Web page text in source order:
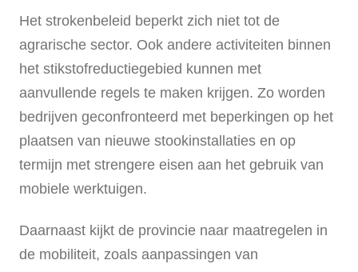
Het strokenbeleid beperkt zich niet tot de
agrarische sector. Ook andere activiteiten binnen
het stikstofreductiegebied kunnen met
aanvullende regels te maken krijgen. Zo worden
bedrijven geconfronteerd met beperkingen op het
plaatsen van nieuwe stookinstallaties en op
termijn met strengere eisen aan het gebruik van
mobiele werktuigen.
Daarnaast kijkt de provincie naar maatregelen in
de mobiliteit, zoals aanpassingen van